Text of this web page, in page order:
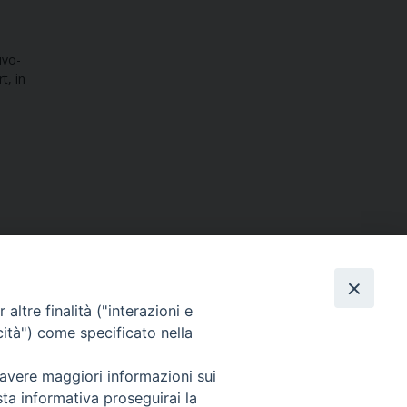
in
SEGUICI SU
Facebook
Instagram
X YouTube
altre finalità ("interazioni e
come specificato nella
maggiori informazioni sui
informativa proseguirai la